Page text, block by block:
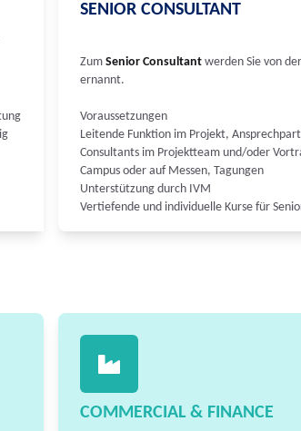
SENIOR CONSULTANT
Zum Senior Consultant werden Sie von
ernannt.
Voraussetzungen
Leitende Funktion im Projekt,
Consultants im Projektteam und/oder
Campus oder auf Messen, Tagungen
Unterstützung durch IVM
Vertiefende und individuelle Kurse für
COMMERCIAL & FINANCE